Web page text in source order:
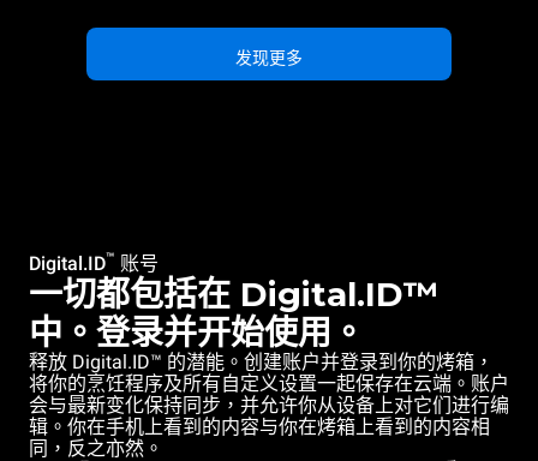
发现更多
Digital.ID™ 账号
一切都包括在 Digital.ID™
中。登录并开始使用。
释放 Digital.ID™ 的潜能。创建账户并登录到你的烤箱，
将你的烹饪程序及所有自定义设置一起保存在云端。账户
会与最新变化保持同步，并允许你从设备上对它们进行编
辑。你在手机上看到的内容与你在烤箱上看到的内容相
同，反之亦然。